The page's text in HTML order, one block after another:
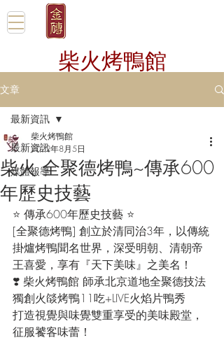
柴火烤鴨館
文章
最新資訊
媒體報導
最新資訊
柴火 全聚德烤鴨~傳承600
年歷史技藝
柴火烤鴨館
2022年8月5日
⭐️ 傳承600年歷史技藝 ⭐️
[全聚德烤鴨] 創立於清同治3年，以傳統
掛爐烤鴨聞名世界，深受明朝、清朝帝
王喜愛，享有『天下美味』之美名！
❣️ 柴火烤鴨館 師承北京道地全聚德技法
獨創火燄烤鴨11吃+LIVE火焰片鴨秀
打造視覺與味覺雙重享受的美味殿堂，
征服饕客味蕾！